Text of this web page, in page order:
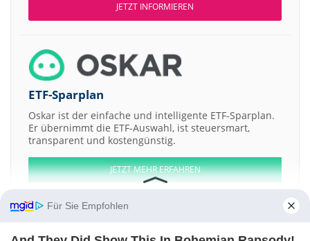
JETZT INFORMIEREN
ETF-Sparplan
Oskar ist der einfache und intelligente ETF-Sparplan.
Er übernimmt die ETF-Auswahl, ist steuersmart,
transparent und kostengünstig.
JETZT MEHR ERFAHREN
Für Sie Empfohlen